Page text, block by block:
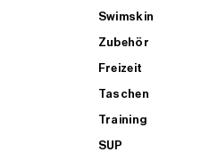
Swimskin
Zubehör
Freizeit
Taschen
Training
SUP